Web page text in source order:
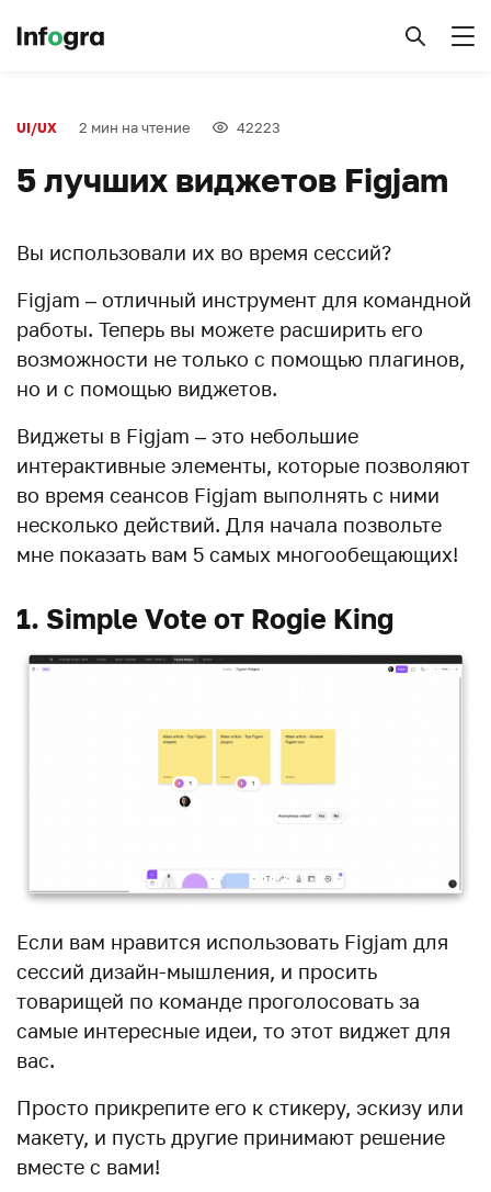
UI/UX 2 мин на чтение 42223
5 лучших виджетов Figjam
Вы использовали их во время сессий?
Figjam – отличный инструмент для командной
работы. Теперь вы можете расширить его
возможности не только с помощью плагинов,
но и с помощью виджетов.
Виджеты в Figjam – это небольшие
интерактивные элементы, которые позволяют
во время сеансов Figjam выполнять с ними
несколько действий. Для начала позвольте
мне показать вам 5 самых многообещающих!
1. Simple Vote от Rogie King
Если вам нравится использовать Figjam для
сессий дизайн-мышления, и просить
товарищей по команде проголосовать за
самые интересные идеи, то этот виджет для
вас.
Просто прикрепите его к стикеру, эскизу или
макету, и пусть другие принимают решение
вместе с вами!